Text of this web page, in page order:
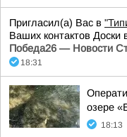
Пригласил(а) Вас в
Ваших контактов
Победа26 — Новости
18:31
озере
18:13